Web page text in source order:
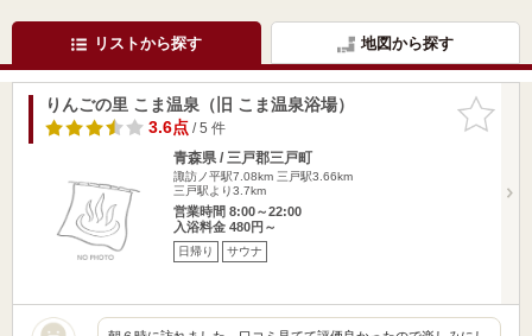
リストから探す 地図から探す
お気に入
りに追加
りんごの里 こま温泉（旧 こま温泉浴場）
3.6点/ 5 件
青森県 / 三戸郡三戸町
諏訪ノ平駅7.08km 三戸駅3.66km
三戸駅より3.7km
営業時間 8:00～22:00
入浴料金 480円～
日帰り サウナ